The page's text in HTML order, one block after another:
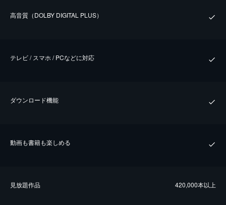
⾼⾳質（DOLBY DIGITAL PLUS）
テレビ / スマホ / PCなどに対応
ダウンロード機能
動画も書籍も楽しめる
⾒放題作品 420,000本以上